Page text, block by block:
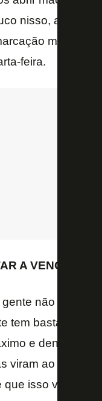
nisso,
mais
feira.
A VENCER
não gosta
tem bastante
e dentro do
viram ao nosso
isso vai mudar.